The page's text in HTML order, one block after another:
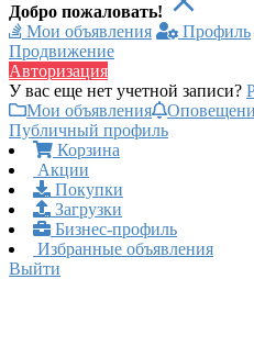
Добро пожаловать!
Мои объявления
Профиль
Продвижение
Авторизация
У вас еще нет учетной записи?
Мои объявления
Публичный профиль
Корзина
Акции
Покупки
Загрузки
Бизнес-профиль
Избранные объявления
Выйти